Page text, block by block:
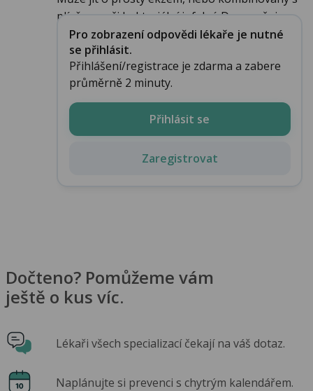
plísňovou či bakteriální infekcí. Doporučuj...
Pro zobrazení odpovědi lékaře je nutné
se přihlásit.
Přihlášení/registrace je zdarma a zabere
průměrně 2 minuty.
Přihlásit se
Zaregistrovat
Dočteno? Pomůžeme vám
ještě o kus víc.
Lékaři všech specializací čekají na váš dotaz.
Naplánujte si prevenci s chytrým kalendářem.